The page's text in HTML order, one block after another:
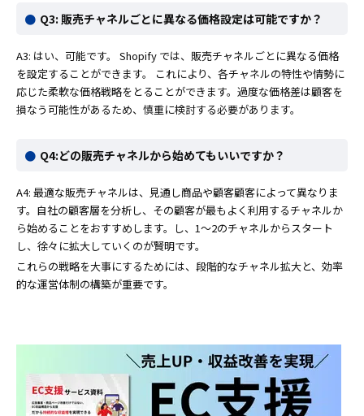
Q3: 販売チャネルごとに異なる価格設定は可能ですか？
A3: はい、可能です。 Shopify では、販売チャネルごとに異なる価格
を設定することができます。 これにより、各チャネルの特性や情勢に
応じた柔軟な価格戦略をとることができます。過度な価格差は顧客を
損なう可能性があるため、慎重に検討する必要があります。
Q4:どの販売チャネルから始めてもいいですか？
A4: 最適な販売チャネルは、見通し商品や顧客顧客によって異なりま
す。自社の顧客層を分析し、その顧客が最もよく利用するチャネルか
ら始めることをおすすめします。し、1〜2のチャネルからスタート
し、徐々に拡大していくのが賢明です。
これらの戦略を大事にするためには、段階的なチャネル拡大と、効率
的な運営体制の構築が重要です。